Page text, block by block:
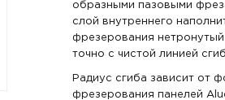
образными пазовыми
слой внутреннего
фрезерования
точно с чистой линией
Радиус сгиба зависит от
фрезерования панелей